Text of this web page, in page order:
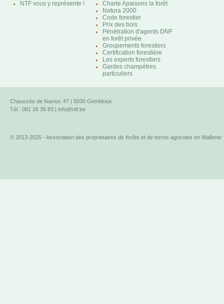
NTF vous y représente !
Charte Apaisons la forêt
Natura 2000
Code forestier
Prix des bois
Pénétration d'agents DNF
en forêt privée
Groupements forestiers
Certification forestière
Les experts forestiers
Gardes champêtres
particuliers
Chaussée de Namur, 47 | 5030 Gembloux
Tél : 081 26 35 83 | info@ntf.be
© 2013-2025 - Association des proprietaires de forêts et de terres agricoles en Wallonie